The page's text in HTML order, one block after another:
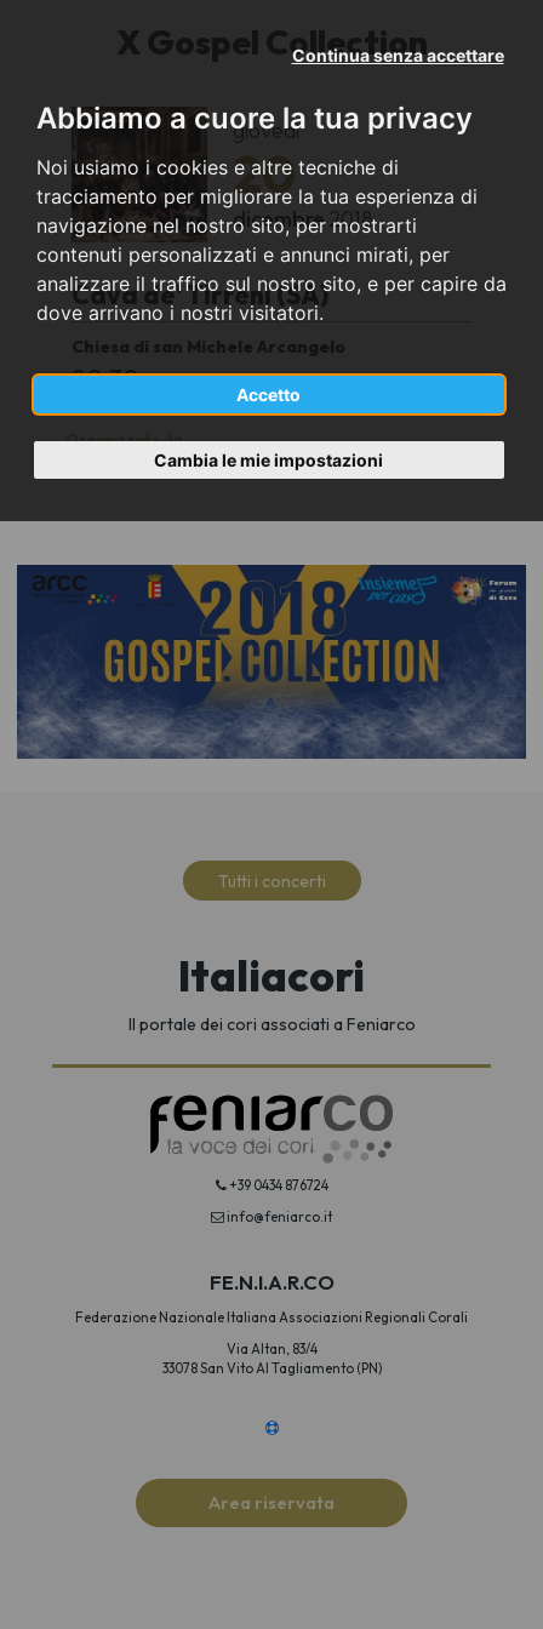
Abbiamo a cuore la tua privacy
Noi usiamo i cookies e altre tecniche di
tracciamento per migliorare la tua esperienza di
navigazione nel nostro sito, per mostrarti
contenuti personalizzati e annunci mirati, per
analizzare il traffico sul nostro sito, e per capire da
dove arrivano i nostri visitatori.
Accetto
Continua senza accettare
Cambia le mie impostazioni
X Gospel Collection
giovedì
20
dicembre 2018
Cava de' Tirreni (SA)
Chiesa di san Michele Arcangelo
20,30
Organizzato da
Coro Armonia APS
Tutti i concerti
Italiacori
Il portale dei cori associati a Feniarco
+39 0434 876724
info@feniarco.it
FE.N.I.A.R.CO
Federazione Nazionale Italiana Associazioni Regionali Corali
Via Altan, 83/4
33078 San Vito Al Tagliamento (PN)
Area riservata